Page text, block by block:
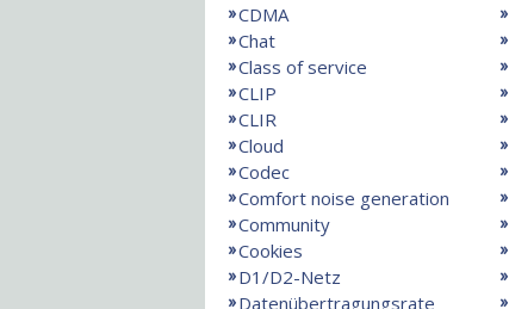
CDMA
Chat
Class of service
CLIP
CLIR
Cloud
Codec
Comfort noise generation
Community
Cookies
D1/D2-Netz
Datenübertragungsrate